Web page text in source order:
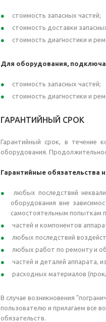
стоимость запасных частей;
стоимость доставки
стоимость диагностики и
Для оборудования,
стоимость запасных частей;
стоимость диагностики и
ГАРАНТИЙНЫЙ СРОК
Гарантийный срок, в течение
оборудования.
Гарантийные обязательства
любых последствий
оборудования вне
самостоятельным попыткам
частей и компонентов
любых последствий
любых работ по ремонту и
частей и деталей аппарата,
расходных материалов
В случае возникновения
пользователю и прилагаем все
обязательств.